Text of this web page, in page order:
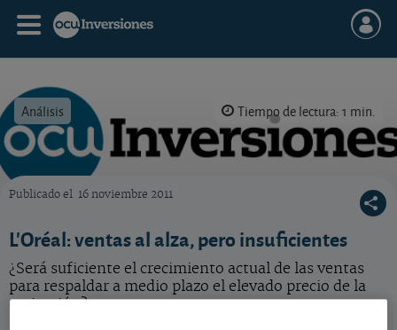
Análisis Tiempo de lectura: 1 min.
Publicado el 16 noviembre 2011
L'Oréal: ventas al alza, pero insuficientes
¿Será suficiente el crecimiento actual de las ventas
para respaldar a medio plazo el elevado precio de la
cotización?